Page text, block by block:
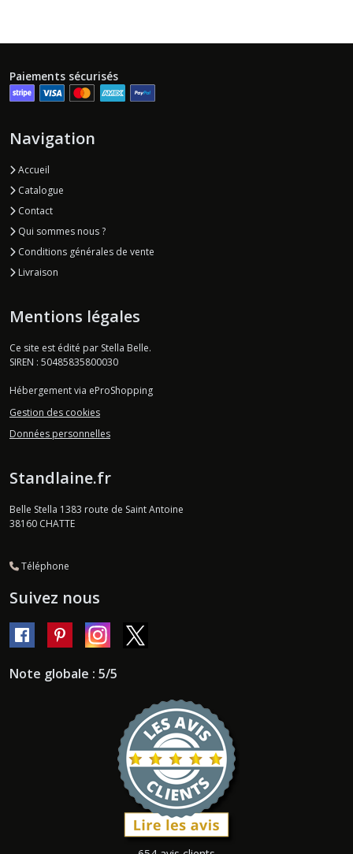
Paiements sécurisés
Navigation
Accueil
Catalogue
Contact
Qui sommes nous ?
Conditions générales de vente
Livraison
Mentions légales
Ce site est édité par Stella Belle.
SIREN : 50485835800030
Hébergement via eProShopping
Gestion des cookies
Données personnelles
Standlaine.fr
Belle Stella 1383 route de Saint Antoine
38160 CHATTE
Téléphone
Suivez nous
Note globale : 5/5